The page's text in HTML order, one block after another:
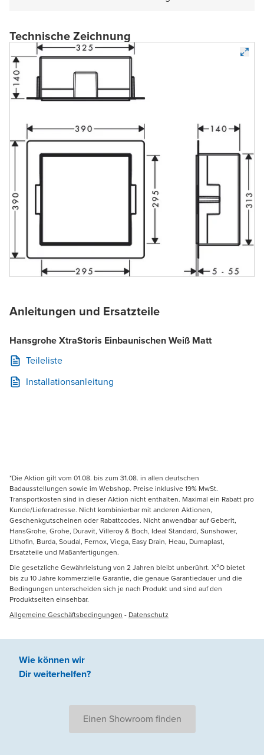
Technische Zeichnung
Anleitungen und Ersatzteile
Hansgrohe XtraStoris Einbaunischen Weiß Matt
Teileliste
Installationsanleitung
*Die Aktion gilt vom 01.08. bis zum 31.08. in allen deutschen
Badausstellungen sowie im Webshop. Preise inklusive 19% MwSt.
Transportkosten sind in dieser Aktion nicht enthalten. Maximal ein Rabatt pro
Kunde/Lieferadresse. Nicht kombinierbar mit anderen Aktionen,
Geschenkgutscheinen oder Rabattcodes. Nicht anwendbar auf Geberit,
HansGrohe, Grohe, Duravit, Villeroy & Boch, Ideal Standard, Sunshower,
Lithofin, Burda, Soudal, Fernox, Viega, Easy Drain, Heau, Dumaplast,
Ersatzteile und Maßanfertigungen.
Die gesetzliche Gewährleistung von 2 Jahren bleibt unberührt. X²O bietet
bis zu 10 Jahre kommerzielle Garantie, die genaue Garantiedauer und die
Bedingungen unterscheiden sich je nach Produkt und sind auf den
Produktseiten einsehbar.
Allgemeine Geschäftsbedingungen - Datenschutz
Wie können wir
Dir weiterhelfen?
Einen Showroom finden